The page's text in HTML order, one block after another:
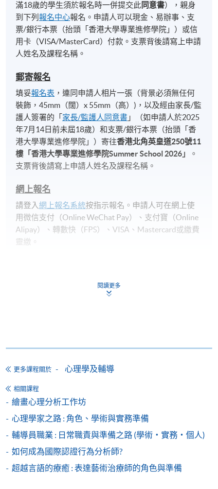
滿18歲的學生須於報名時一併提交此同意書），親身
到下列報名中心報名。申請人可以現金、易辦事、支
票/銀行本票（抬頭「香港大學專業進修學院」）或信
用卡（VISA/MasterCard）付款。支票背後請寫上申請
人姓名及課程名稱。
郵寄報名
填妥報名表 ，連同申請人相片一張（背景必須無任何
裝飾，45mm（闊）x 55mm（高）)，以及經由家長/監
護人簽署的「 家長/監護人同意書 」（如申請人於2025
年7月14日前未屆18歲）和支票/銀行本票（抬頭「香
港大學專業進修學院」）寄往香港北角英皇道250號11
樓「香港大學專業進修學院Summer School 2026 」
。
支票背後請寫上申請人姓名及課程名稱。
網上報名
請登入 網上報名系統按指示報名。申請人可在網上使
用微信支付（Online WeChat Pay）、支付寶（Online
Alipay）、轉數快（FPS）、VISA、Mastercard或繳費
靈繳。
家長/監護人同意書
申請人如報讀兩個課程或以上，請細閱各個課程的上
備註
學費及學額不得轉讓他人。一經取錄，學生不得用
對特殊情況，可酌情處理。轉讀申請一經批准，學
生須要付港幣120元手續費。
學院在收妥費用後，會向申請人發出付款收據，惟
郵寄付款收據如若遺失，學院概不負責。
付款收據只發一次。申請額外付款證明的收費為每
張港幣30元。請以劃線支票支付，抬頭註明「香
港大學專業進修學院」，並連同貼上郵票的回郵信
閱讀更多
更多課程關於 心理學及輔導
相關課程
繪畫心理分析工作坊
心理學家之路 : 角色、學術與實務準備
輔導員職業 : 日常職責與準備之路 (學術・實務・個人)
如何成為國際認證行為分析師?
超越言語的療癒 : 表達藝術治療師的角色與準備